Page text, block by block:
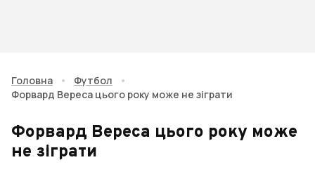
Головна • Футбол
•
Форвард Вереса цього року може не зіграти
Форвард Вереса цього року може
не зіграти